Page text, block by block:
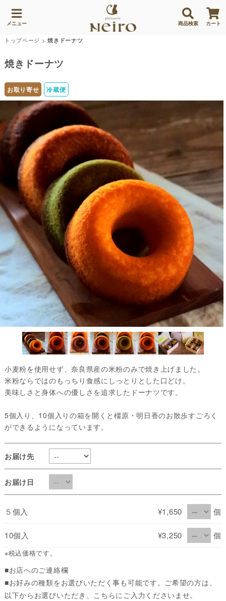
メニュー 商品検索 カート
トップページ >焼きドーナツ
焼きドーナツ
お取り寄せ 冷蔵便
小麦粉を使用せず、奈良県産の米粉のみで焼き上げました。
米粉ならではのもっちり食感にしっとりとした口どけ。
美味しさと身体への優しさを追求したドーナツです。
5個入り、10個入りの箱を開くと橿原・明日香のお散歩すごろく
ができるようになっています。
お届け先
お届け日
５個入 ¥1,650 個
10個入 ¥3,250 個
※税込価格です。
■お店へのご連絡欄
■お好みの種類をお選びいただく事も可能です。ご希望の方は、
以下からお選びいただき、こちらにご入力くださいませ。